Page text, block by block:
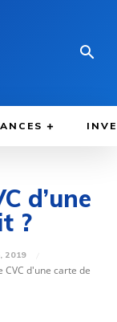
d’une
?
2019
CVC d'une carte de